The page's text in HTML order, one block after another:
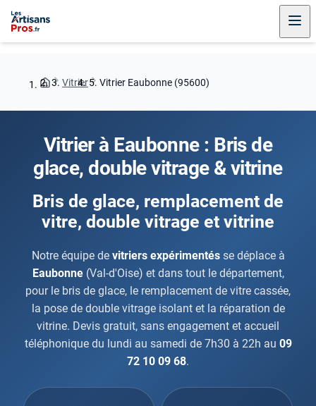
Vitrier Vitrier Eaubonne (95600)
Vitrier à Eaubonne : Bris de
glace, double vitrage & vitrine
Bris de glace, remplacement de
vitre, double vitrage et vitrine
Notre équipe de vitriers expérimentésse déplace à
Eaubonne(Val-d'Oise) et dans tout le département,
pour le bris de glace, le remplacement de vitre cassée,
la pose de double vitrage isolant et la réparation de
vitrine. Devis gratuit, sans engagement et accueil
téléphonique du lundi au samedi de 7h30 à 22h au 09
72 10 09 68.